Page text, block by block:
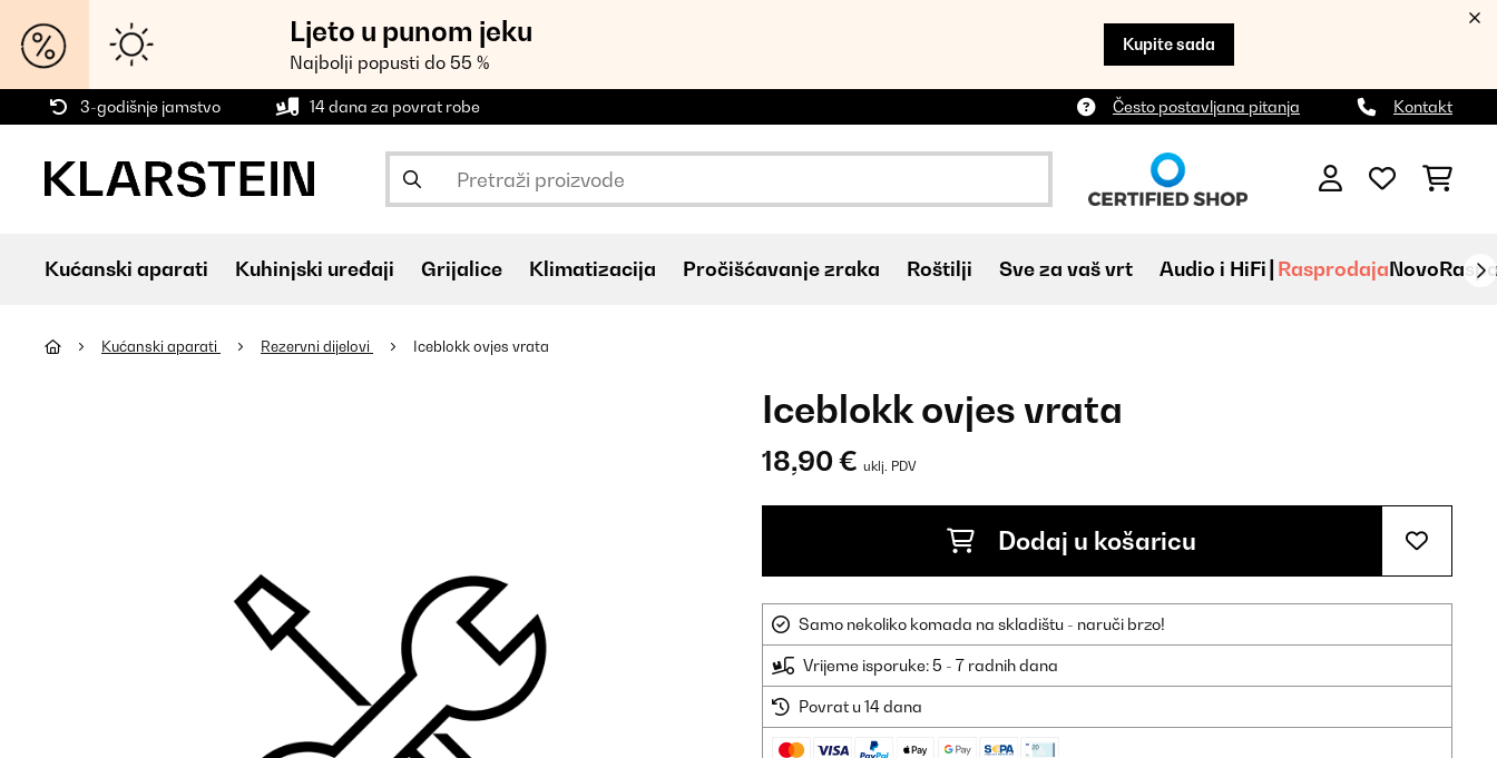
Ljeto u punom jeku
Najbolji popusti do 55 %
Kupite sada
3-godišnje jamstvo 14 dana za povrat robe Često postavljana pitanja Kontakt
Kućanski aparati Kuhinjski uređaji Grijalice Klimatizacija Pročišćavanje zraka Roštilji Sve za vaš vrt Audio i HiFi RasprodajaNovo
Kućanski aparati Rezervni dijelovi Iceblokk ovjes vrata
Iceblokk ovjes vrata
18,90 € uklj. PDV
Dodaj u košaricu
Samo nekoliko komada na skladištu - naruči brzo!
Vrijeme isporuke: 5 - 7 radnih dana
Povrat u 14 dana